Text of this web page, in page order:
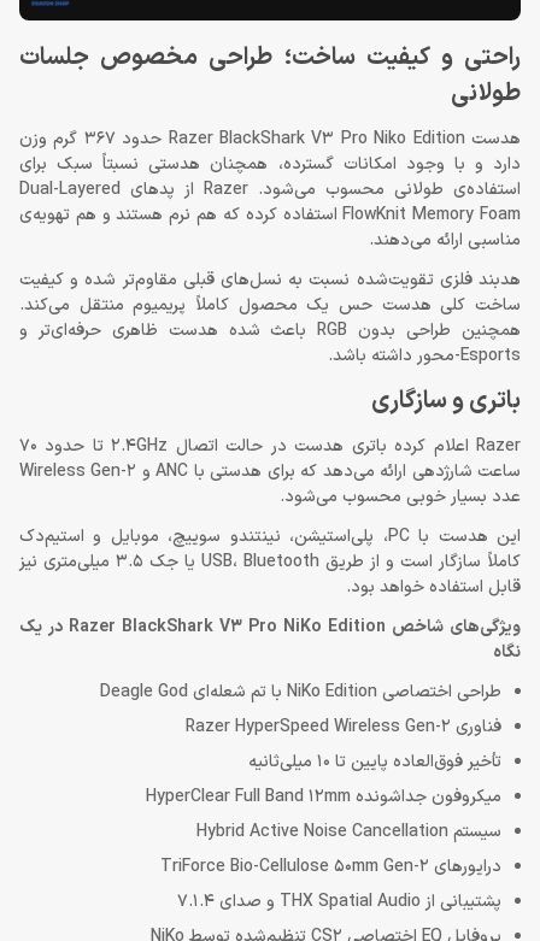
راحتی و کیفیت ساخت؛ طراحی مخصوص جلسات
طولانی
هدست Razer BlackShark V3 Pro Niko Edition حدود 367 گرم وزن
دارد و با وجود امکانات گسترده، همچنان هدستی نسبتاً سبک برای
استفاده‌ی طولانی محسوب می‌شود. Razer از پدهای Dual-Layered
FlowKnit Memory Foam استفاده کرده که هم نرم هستند و هم تهویه‌ی
مناسبی ارائه می‌دهند.
هدبند فلزی تقویت‌شده نسبت به نسل‌های قبلی مقاوم‌تر شده و کیفیت
ساخت کلی هدست حس یک محصول کاملاً پریمیوم منتقل می‌کند.
همچنین طراحی بدون RGB باعث شده هدست ظاهری حرفه‌ای‌تر و
Esports-محور داشته باشد.
باتری و سازگاری
Razer اعلام کرده باتری هدست در حالت اتصال 2.4GHz تا حدود 70
ساعت شارژدهی ارائه می‌دهد که برای هدستی با ANC و Wireless Gen-2
عدد بسیار خوبی محسوب می‌شود.
این هدست با PC، پلی‌استیشن، نینتندو سوییچ، موبایل و استیم‌دک
کاملاً سازگار است و از طریق USB، Bluetooth یا جک 3.5 میلی‌متری نیز
قابل استفاده خواهد بود.
ویژگی‌های شاخص Razer BlackShark V3 Pro NiKo Edition در یک
نگاه
طراحی اختصاصی NiKo Edition با تم شعله‌ای Deagle God
فناوری Razer HyperSpeed Wireless Gen-2
تأخیر فوق‌العاده پایین تا 10 میلی‌ثانیه
میکروفون جداشونده HyperClear Full Band 12mm
سیستم Hybrid Active Noise Cancellation
درایورهای TriForce Bio-Cellulose 50mm Gen-2
پشتیبانی از THX Spatial Audio و صدای 7.1.4